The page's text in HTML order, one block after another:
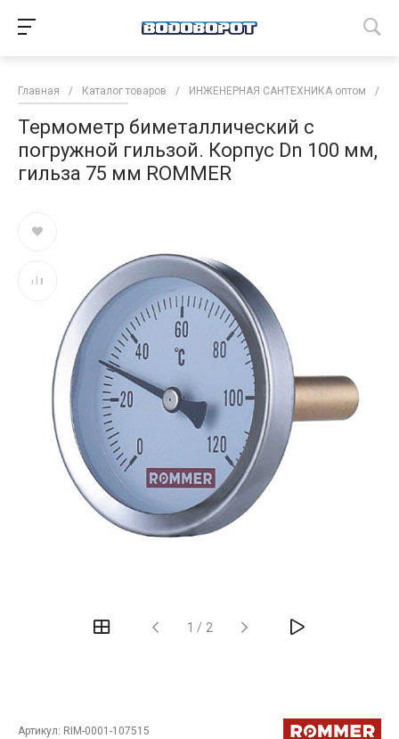
Главная / Каталог товаров / ИНЖЕНЕРНАЯ САНТЕХНИКА оптом /
Термометр биметаллический с
погружной гильзой. Корпус Dn 100 мм,
гильза 75 мм ROMMER
1 / 2
Артикул: RIM-0001-107515